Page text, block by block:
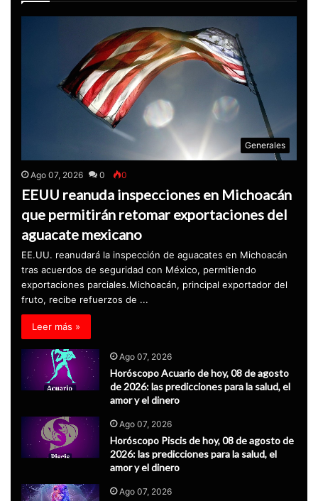
Generales
Ago 07, 2026 0 0
EEUU reanuda inspecciones en Michoacán
que permitirán retomar exportaciones del
aguacate mexicano
EE.UU. reanudará la inspección de aguacates en Michoacán
tras acuerdos de seguridad con México, permitiendo
exportaciones parciales.Michoacán, principal exportador del
fruto, recibe refuerzos de ...
Leer más »
Ago 07, 2026
Horóscopo Acuario de hoy, 08 de agosto
de 2026: las predicciones para la salud, el
amor y el dinero
Ago 07, 2026
Horóscopo Piscis de hoy, 08 de agosto de
2026: las predicciones para la salud, el
amor y el dinero
Ago 07, 2026